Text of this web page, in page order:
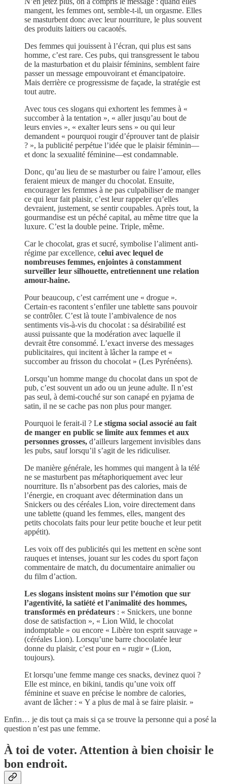
mangent, les femmes ont, semble-t-il, un orgasme. Elles
se masturbent donc avec leur nourriture, le plus souvent
des produits laitiers ou cacaotés.
Des femmes qui jouissent à l’écran, qui plus est sans
homme, c’est rare. Ces pubs, qui transgressent le tabou
de la masturbation et du plaisir féminins, semblent faire
passer un message empouvoirant et émancipatoire.
Mais derrière ce progressisme de façade, la stratégie est
tout autre.
Avec tous ces slogans qui exhortent les femmes à «
succomber à la tentation », « aller jusqu’au bout de
leurs envies », « exalter leurs sens » ou qui leur
demandent « pourquoi rougir d’éprouver tant de plaisir
? », la publicité perpétue l’idée que le plaisir féminin—
et donc la sexualité féminine—est condamnable.
Donc, qu’au lieu de se masturber ou faire l’amour, elles
feraient mieux de manger du chocolat. Ensuite,
encourager les femmes à ne pas culpabiliser de manger
ce qui leur fait plaisir, c’est leur rappeler qu’elles
devraient, justement, se sentir coupables. Après tout, la
gourmandise est un péché capital, au même titre que la
luxure. C’est la double peine. Triple, même.
Car le chocolat, gras et sucré, symbolise l’aliment anti-
régime par excellence, celui avec lequel de
nombreuses femmes, enjointes à constamment
surveiller leur silhouette, entretiennent une relation
amour-haine.
Pour beaucoup, c’est carrément une « drogue ».
Certain·es racontent s’enfiler une tablette sans pouvoir
se contrôler. C’est là toute l’ambivalence de nos
sentiments vis-à-vis du chocolat : sa désirabilité est
aussi puissante que la modération avec laquelle il
devrait être consommé. L’exact inverse des messages
publicitaires, qui incitent à lâcher la rampe et «
succomber au frisson du chocolat » (Les Pyrénéens).
Lorsqu’un homme mange du chocolat dans un spot de
pub, c’est souvent un ado ou un jeune adulte. Il n’est
pas seul, à demi-couché sur son canapé en pyjama de
satin, il ne se cache pas non plus pour manger.
Pourquoi le ferait-il ? Le stigma social associé au fait
de manger en public se limite aux femmes et aux
personnes grosses, d’ailleurs largement invisibles dans
les pubs, sauf lorsqu’il s’agit de les ridiculiser.
De manière générale, les hommes qui mangent à la télé
ne se masturbent pas métaphoriquement avec leur
nourriture. Ils n’absorbent pas des calories, mais de
l’énergie, en croquant avec détermination dans un
Snickers ou des céréales Lion, voire directement dans
une tablette (quand les femmes, elles, mangent des
petits chocolats faits pour leur petite bouche et leur petit
appétit).
Les voix off des publicités qui les mettent en scène sont
rauques et intenses, jouant sur les codes du sport façon
commentaire de match, du documentaire animalier ou
du film d’action.
Les slogans insistent moins sur l’émotion que sur
l’agentivité, la satiété et l’animalité des hommes,
transformés en prédateurs : « Snickers, une bonne
dose de satisfaction », « Lion Wild, le chocolat
indomptable » ou encore « Libère ton esprit sauvage »
(céréales Lion). Lorsqu’une barre chocolatée leur
donne du plaisir, c’est pour en « rugir » (Lion,
toujours).
Et lorsqu’une femme mange ces snacks, devinez quoi ?
Elle est mince, en bikini, tandis qu’une voix off
féminine et suave en précise le nombre de calories,
avant de lâcher : « Y a plus de mal à se faire plaisir. »
Enfin… je dis tout ça mais si ça se trouve la personne qui a posé la
question n’est pas une femme.
À toi de voter. Attention à bien choisir le
bon endroit.